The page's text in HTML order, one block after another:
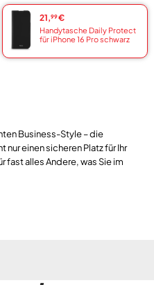
21,99€
Handytasche Daily Protect
für iPhone 16 Pro schwarz
Business-Style – die
einen sicheren Platz für Ihr
fast alles Andere, was Sie im